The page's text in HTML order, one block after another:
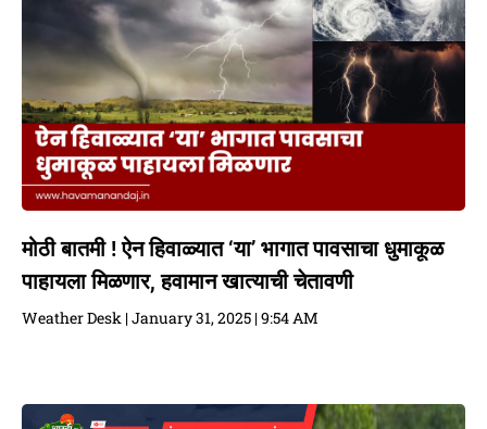
मोठी बातमी ! ऐन हिवाळ्यात ‘या’ भागात पावसाचा धुमाकूळ
पाहायला मिळणार, हवामान खात्याची चेतावणी
Weather Desk January 31, 2025 9:54 AM